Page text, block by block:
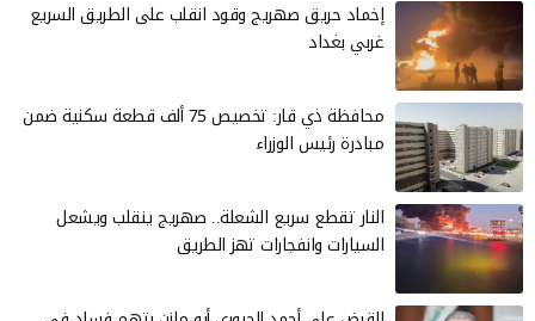
إخماد حريق صهريج وقود انقلب على الطريق السريع
غربي بغداد
محافظة ذي قار: تخصيص 75 ألف قطعة سكنية ضمن
مبادرة رئيس الوزراء
النار تقطع سريع الشعلة.. صهريج ينقلب ويشعل
السيارات وانفجارات تهز الطريق